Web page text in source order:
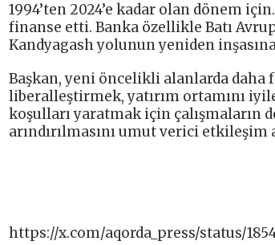
1994’ten 2024’e kadar olan dönem
finanse etti. Banka özellikle Batı
Kandyagash yolunun yeniden inşasına
Başkan, yeni öncelikli alanlarda
liberalleştirmek, yatırım ortamını
koşulları yaratmak için çalışmaların
arındırılmasını umut verici
https://x.com/aqorda_press/status/